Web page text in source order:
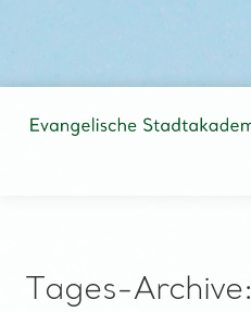
Tages-Archive: